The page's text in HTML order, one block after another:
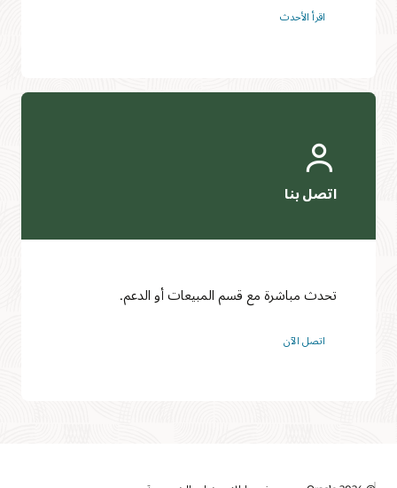
اقرأ الأحدث
‏‎‎‏اتصل بنا‎‏
تحدث مباشرة مع قسم المبيعات أو الدعم.
اتصل الآن